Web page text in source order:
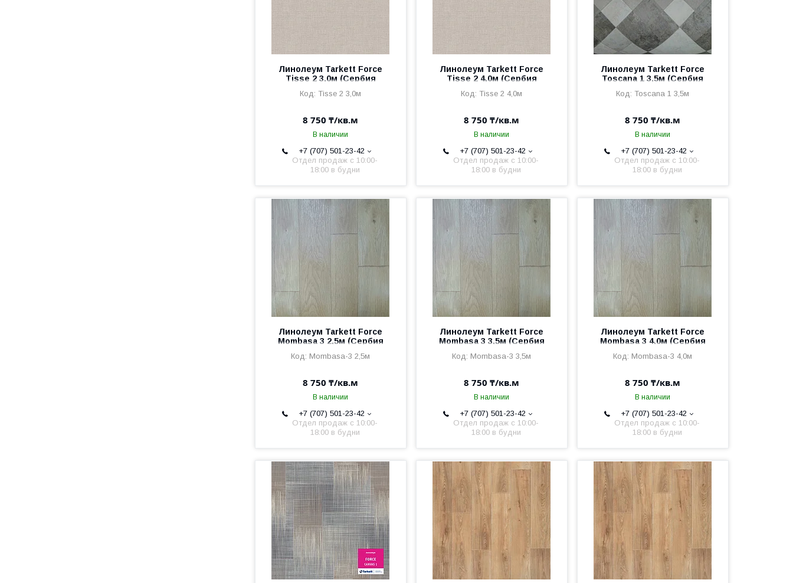
Линолеум Tarkett Force
Tisse 2 3,0м (Сербия
Tisse 2 3,0м
8 750 ₸/кв.м
В наличии
+7 (707) 501-23-42
Отдел продаж c 10:00-
18:00 в будни
Линолеум Tarkett Force
Tisse 2 4,0м (Сербия
Tisse 2 4,0м
8 750 ₸/кв.м
В наличии
+7 (707) 501-23-42
Отдел продаж c 10:00-
18:00 в будни
Линолеум Tarkett Force
Toscana 1 3,5м (Сербия
Toscana 1 3,5м
8 750 ₸/кв.м
В наличии
+7 (707) 501-23-42
Отдел продаж c 10:00-
18:00 в будни
Линолеум Tarkett Force
Mombasa 3 2,5м (Сербия
Mombasa-3 2,5м
8 750 ₸/кв.м
В наличии
+7 (707) 501-23-42
Отдел продаж c 10:00-
18:00 в будни
Линолеум Tarkett Force
Mombasa 3 3,5м (Сербия
Mombasa-3 3,5м
8 750 ₸/кв.м
В наличии
+7 (707) 501-23-42
Отдел продаж c 10:00-
18:00 в будни
Линолеум Tarkett Force
Mombasa 3 4,0м (Сербия
Mombasa-3 4,0м
8 750 ₸/кв.м
В наличии
+7 (707) 501-23-42
Отдел продаж c 10:00-
18:00 в будни